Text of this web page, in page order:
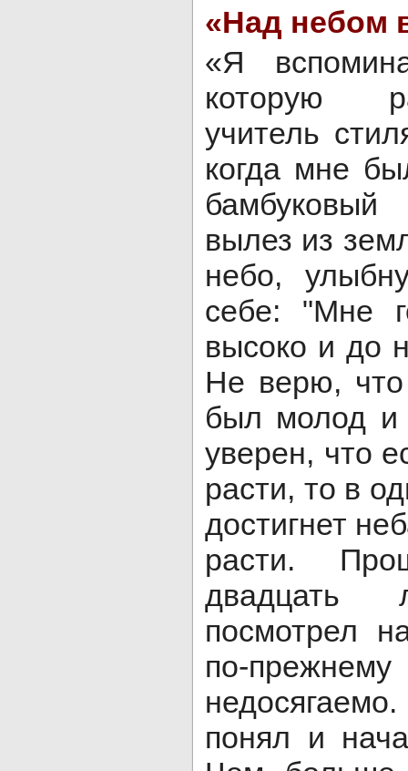
«Над небом
«Я
которую
учитель
когда мне
вылез из
небо,
себе: "Мне
высоко и до
Не верю, что
был молод
уверен, что
расти, то в
достигнет
расти.
посмотрел
по-
понял и